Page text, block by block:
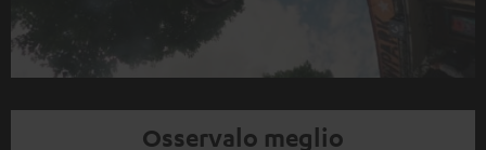
Video
Osservalo meglio